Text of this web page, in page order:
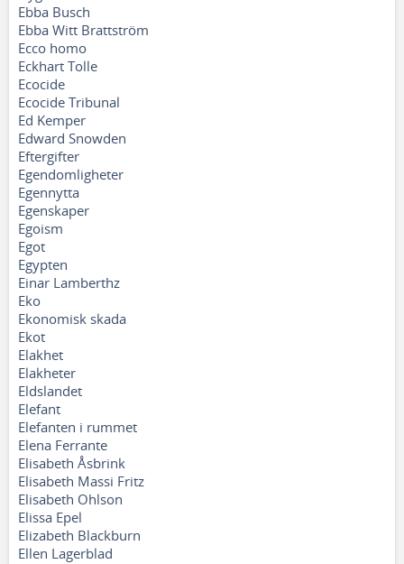
Ebba Busch
Ebba Witt Brattström
Ecco homo
Eckhart Tolle
Ecocide
Ecocide Tribunal
Ed Kemper
Edward Snowden
Eftergifter
Egendomligheter
Egennytta
Egenskaper
Egoism
Egot
Egypten
Einar Lamberthz
Eko
Ekonomisk skada
Ekot
Elakhet
Elakheter
Eldslandet
Elefant
Elefanten i rummet
Elena Ferrante
Elisabeth Åsbrink
Elisabeth Massi Fritz
Elisabeth Ohlson
Elissa Epel
Elizabeth Blackburn
Ellen Lagerblad